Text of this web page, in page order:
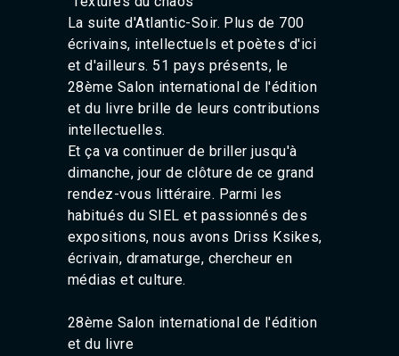
La suite d'Atlantic-Soir. Plus de 700
écrivains, intellectuels et poètes d'ici
et d'ailleurs. 51 pays présents, le
28ème Salon international de l'édition
et du livre brille de leurs contributions
intellectuelles.
Et ça va continuer de briller jusqu'à
dimanche, jour de clôture de ce grand
rendez-vous littéraire. Parmi les
habitués du SIEL et passionnés des
expositions, nous avons Driss Ksikes,
écrivain, dramaturge, chercheur en
médias et culture.
28ème Salon international de l'édition
et du livre